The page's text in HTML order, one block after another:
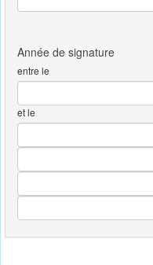
entre le
et le